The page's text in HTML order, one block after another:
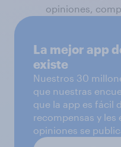
opiniones,
La mejor app
existe
Nuestros 30
que nuestras
que la app es fácil
recompensas y les
opiniones se